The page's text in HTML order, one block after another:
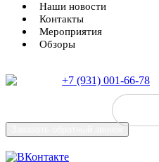
Наши новости
Контакты
Мероприятия
Обзоры
+7 (931) 001-66-78